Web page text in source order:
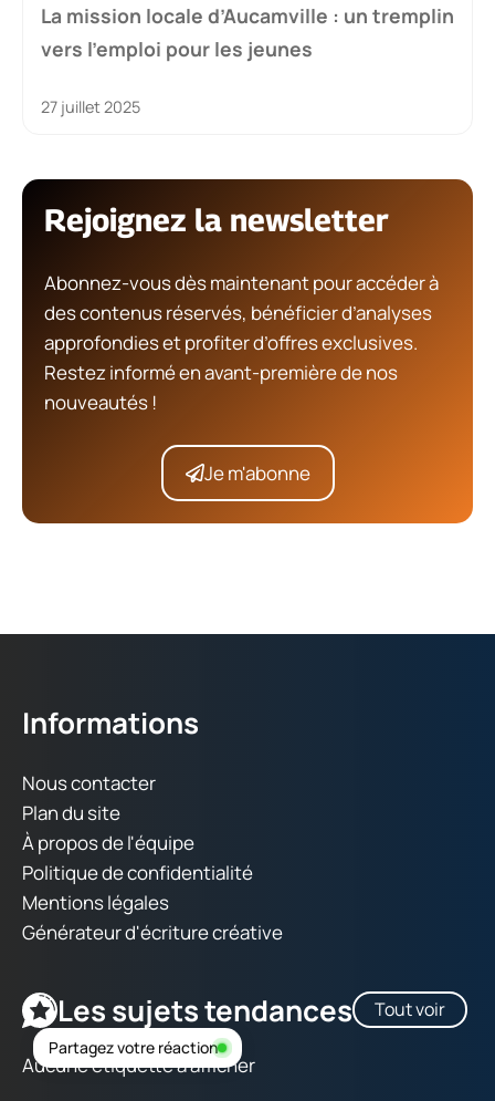
La mission locale d’Aucamville : un tremplin
vers l’emploi pour les jeunes
27 juillet 2025
Rejoignez la newsletter
Abonnez-vous dès maintenant pour accéder à
des contenus réservés, bénéficier d’analyses
approfondies et profiter d’offres exclusives.
Restez informé en avant-première de nos
nouveautés !
Je m'abonne
Informations
Nous contacter
Plan du site
À propos de l'équipe
Politique de confidentialité
Mentions légales
Générateur d'écriture créative
Les sujets tendances Tout voir
Aucune étiquette à afficher
Partagez votre réaction